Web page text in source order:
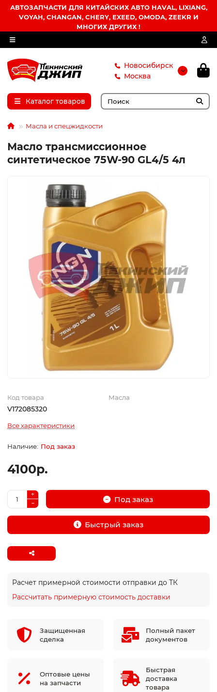
АВТОЗАПЧАСТИ ДЛЯ КИТАЙСКИХ АВТО HAVAL, LIXIANG,
VOYAH, CHANGAN, CHERY, EXEED, OMODA, ZEEKR И
МНОГИХ ДРУГИХ !
Новосибирск
Москва
Каталог товаров
Масла и спецжидкости
Масло трансмиссионное
синтетическое 75W-90 GL4/5 4л
Код товара
V172085320
Масла
Все характеристики
Под заказ
4100р.
Под заказ
Быстрый заказ
Расчет примерной стоимости отправки до ТК
Рассчитать примерную стоимость доставки
Защищенная
сделка
Полный пакет
документов
Оптовые цены
на запчасти
Быстрая
доставка
товара